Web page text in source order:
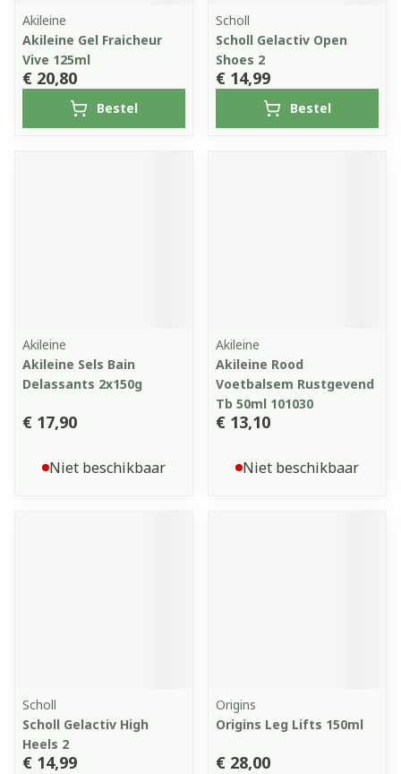
Akileine
Akileine Gel Fraicheur
Vive 125ml
€ 20,80
Bestel
Scholl
Scholl Gelactiv Open
Shoes 2
€ 14,99
Bestel
Akileine
Akileine Sels Bain
Delassants 2x150g
€ 17,90
Niet beschikbaar
Akileine
Akileine Rood
Voetbalsem Rustgevend
Tb 50ml 101030
€ 13,10
Niet beschikbaar
Scholl
Scholl Gelactiv High
Heels 2
€ 14,99
Origins
Origins Leg Lifts 150ml
€ 28,00